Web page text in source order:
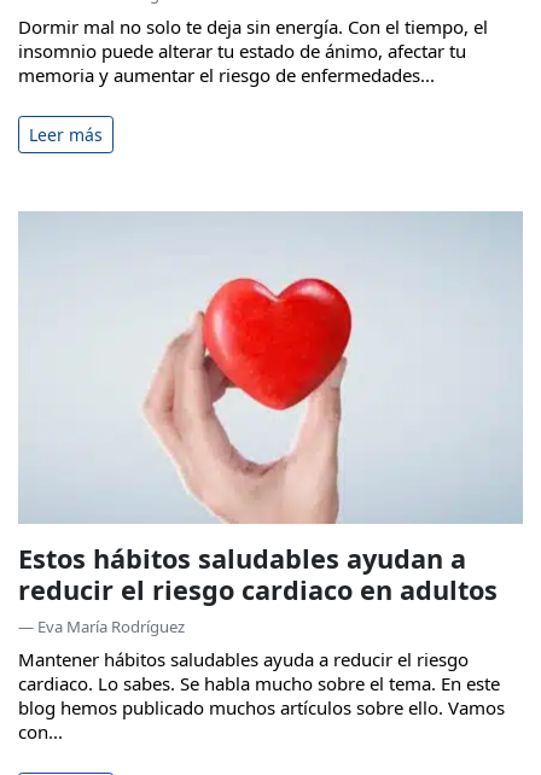
Dormir mal no solo te deja sin energía. Con el tiempo, el
insomnio puede alterar tu estado de ánimo, afectar tu
memoria y aumentar el riesgo de enfermedades...
Leer más
Estos hábitos saludables ayudan a
reducir el riesgo cardiaco en adultos
— Eva María Rodríguez
Mantener hábitos saludables ayuda a reducir el riesgo
cardiaco. Lo sabes. Se habla mucho sobre el tema. En este
blog hemos publicado muchos artículos sobre ello. Vamos
con...